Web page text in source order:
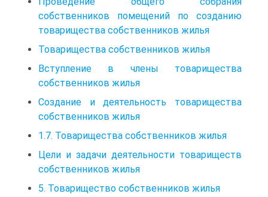
собственников помещений по созданию
товарищества собственников жилья
Товарищества собственников жилья
Вступление в члены товарищества
собственников жилья
Создание и деятельность товарищества
собственников жилья
1.7. Товарищества собственников жилья
Цели и задачи деятельности товариществ
собственников жилья
5. Товарищество собственников жилья